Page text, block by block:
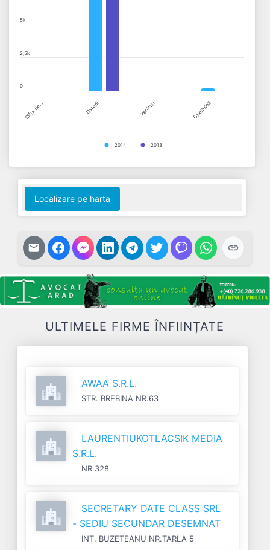
Cifra de… Datorii Venituri Cheltuieli
2014 2013
0
2,5k
5k
End of interactive chart.
Localizare pe harta
ULTIMELE FIRME ÎNFIINȚATE
AWAA S.R.L.
STR. BREBINA NR.63
LAURENTIUKOTLACSIK MEDIA
S.R.L.
NR.328
SECRETARY DATE CLASS SRL
- SEDIU SECUNDAR DESEMNAT
INT. BUZETEANU NR.TARLA 5